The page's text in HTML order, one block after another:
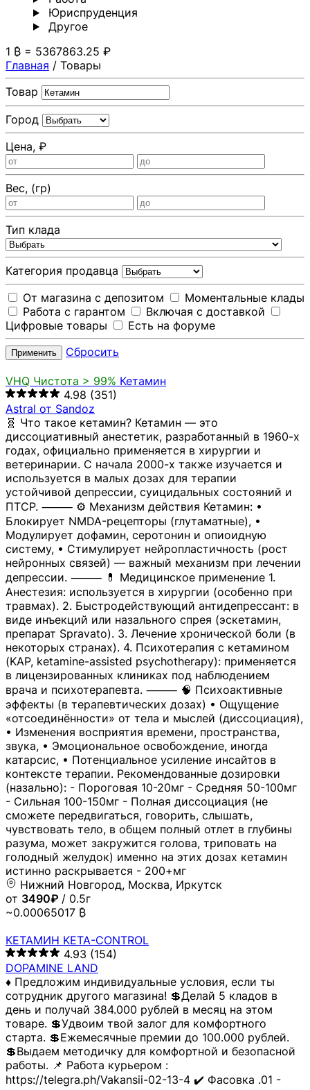
Юриспруденция
Другoе
1 ₿ = 5367863.25 ₽
Главная / Товары
Товар
Город
Цена, ₽
Вес, (гр)
Тип клада
Категория продавца
От магазина с депозитом
Моментальные клады
Работа с гарантом
Включая с доставкой
Цифровые товары
Есть на форуме
Применить Сбросить
VHQ Чистота > 99% Кетамин
4.98 (351)
Astral от Sandoz
🧬 Что такое кетамин? Кетамин — это
диссоциативный анестетик, разработанный в 1960-х
годах, официально применяется в хирургии и
ветеринарии. С начала 2000-х также изучается и
используется в малых дозах для терапии
устойчивой депрессии, суицидальных состояний и
ПТСР. ⸻ ⚙️ Механизм действия Кетамин: •
Блокирует NMDA-рецепторы (глутаматные), •
Модулирует дофамин, серотонин и опиоидную
систему, • Стимулирует нейропластичность (рост
нейронных связей) — важный механизм при лечении
депрессии. ⸻ 💊 Медицинское применение 1.
Анестезия: используется в хирургии (особенно при
травмах). 2. Быстродействующий антидепрессант: в
виде инъекций или назального спрея (эскетамин,
препарат Spravato). 3. Лечение хронической боли (в
некоторых странах). 4. Психотерапия с кетамином
(KAP, ketamine-assisted psychotherapy): применяется
в лицензированных клиниках под наблюдением
врача и психотерапевта. ⸻ 🧠 Психоактивные
эффекты (в терапевтических дозах) • Ощущение
«отсоединённости» от тела и мыслей (диссоциация),
• Изменения восприятия времени, пространства,
звука, • Эмоциональное освобождение, иногда
катарсис, • Потенциальное усиление инсайтов в
контексте терапии. Рекомендованные дозировки
(назально): - Пороговая 10-20мг - Средняя 50-100мг
- Сильная 100-150мг - Полная диссоциация (не
сможете передвигаться, говорить, слышать,
чувствовать тело, в общем полный отлет в глубины
разума, может закружится голова, триповать на
голодный желудок) именно на этих дозах кетамин
истинно раскрывается - 200+мг
Нижний Новгород, Москва, Иркутск
от 3490₽ / 0.5г
~0.00065017 ₿
КЕТАМИН KETA-CONTROL
4.93 (154)
DOPAMINE LAND
♦️ Предложим индивидуальные условия, если ты
сотрудник другого магазина! 💲Делай 5 кладов в
день и получай 384.000 рублей в месяц на этом
товаре. 💲Удвоим твой залог для комфортного
старта. 💲Ежемесячные премии до 100.000 рублей.
💲Выдаем методичку для комфортной и безопасной
работы. 📌 Работа курьером :
https://telegra.ph/Vakansii-02-13-4 ✔️ Фасовка .01 -